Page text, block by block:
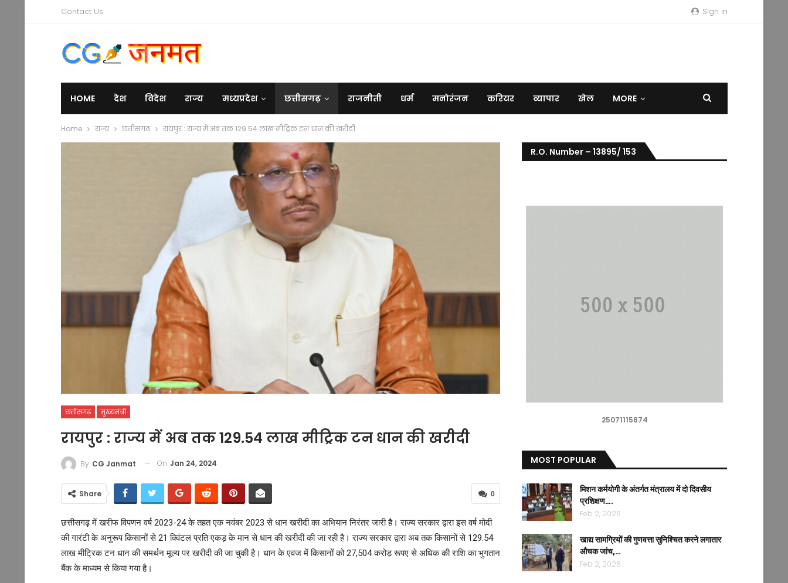
Sign In
Contact Us
HOME देश विदेश राज्य मध्यप्रदेश छत्तीसगढ़ राजनीती धर्म मनोरंजन करियर व्यापार खेल MORE
Home राज्य छत्तीसगढ़ रायपुर : राज्य में अब तक 129.54 लाख मीट्रिक टन धान की खरीदी
छत्तीसगढ़ मुख्यमंत्री
रायपुर : राज्य में अब तक 129.54 लाख मीट्रिक टन धान की खरीदी
By CG Janmat On Jan 24, 2024
0
Share
छत्तीसगढ़ में खरीफ विपणन वर्ष 2023-24 के तहत एक नवंबर 2023 से धान खरीदी का अभियान निरंतर जारी है। राज्य सरकार द्वारा इस वर्ष मोदी
की गारंटी के अनुरूप किसानों से 21 क्विंटल प्रति एकड़ के मान से धान की खरीदी की जा रही है। राज्य सरकार द्वारा अब तक किसानों से 129.54
लाख मीट्रिक टन धान की समर्थन मूल्य पर खरीदी की जा चुकी है। धान के एवज में किसानों को 27,504 करोड़ रूपए से अधिक की राशि का भुगतान
बैंक के माध्यम से किया गया है।
R.O. Number – 13895/ 153
25071115874
MOST POPULAR
मिशन कर्मयोगी के अंतर्गत मंत्रालय में दो दिवसीय
प्रशिक्षण….
Feb 2, 2026
खाद्य सामग्रियों की गुणवत्ता सुनिश्चित करने लगातार
औचक जांच,…
Feb 2, 2026